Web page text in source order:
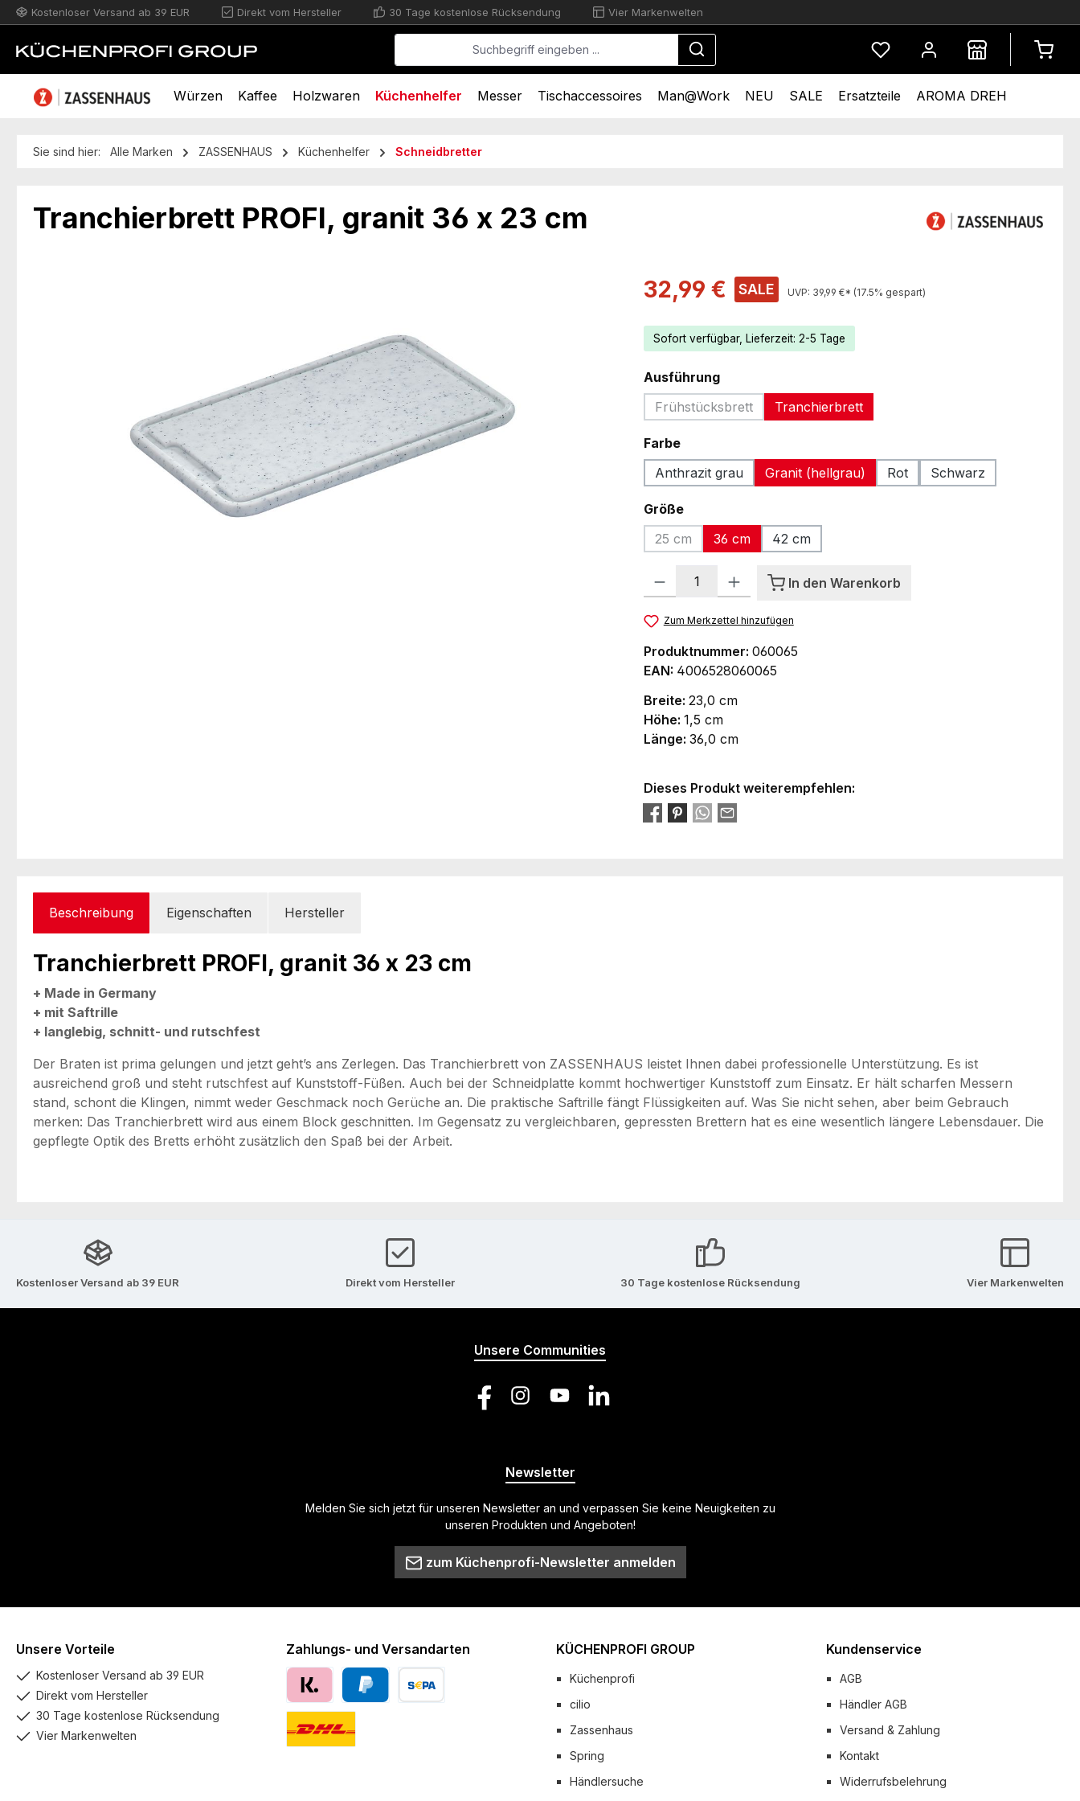
Hauptinhalt springen
Zur Suche springen
Zur Hauptnavigation springen
Kostenloser Versand ab 39 EUR Direkt vom Hersteller 30 Tage kostenlose Rücksendung Vier Markenwelten
Du hast 0 Produkte auf dem
Würzen Kaffee Holzwaren Küchenhelfer Messer Tischaccessoires Man@Work NEU SALE Ersatzteile AROMA DREH
Sie sind hier: Alle Marken ZASSENHAUS Küchenhelfer Schneidbretter
Tranchierbrett PROFI, granit 36 x 23 cm
Verkaufspreis:
32,99 € SALE UVP: 39,99 €* (17.5% gespart)
Sofort verfügbar, Lieferzeit: 2-5 Tage
Ausführungauswählen
Frühstücksbrett
(Diese Option ist zurzeit nicht verfügbar.)
Tranchierbrett
Farbeauswählen
Anthrazit grau
Granit (hellgrau) Rot Schwarz
Größeauswählen
25 cm
(Diese Option ist zurzeit nicht verfügbar.)
36 cm 42 cm
Produkt Anzahl: Gib den gewünschten Wert ein oder benutze die Schaltflächen
In den Warenkorb
Zum Merkzettel hinzufügen
Produktnummer: 060065
EAN: 4006528060065
Breite: 23,0 cm
Höhe: 1,5 cm
Länge: 36,0 cm
Dieses Produkt weiterempfehlen:
Beschreibung Eigenschaften Hersteller
Tranchierbrett PROFI, granit 36 x 23 cm
+ Made in Germany
+ mit Saftrille
+ langlebig, schnitt- und rutschfest
Der Braten ist prima gelungen und jetzt geht’s ans Zerlegen. Das Tranchierbrett von ZASSENHAUS leistet Ihnen dabei professionelle Unterstützung. Es ist
ausreichend groß und steht rutschfest auf Kunststoff-Füßen. Auch bei der Schneidplatte kommt hochwertiger Kunststoff zum Einsatz. Er hält scharfen Messern
stand, schont die Klingen, nimmt weder Geschmack noch Gerüche an. Die praktische Saftrille fängt Flüssigkeiten auf. Was Sie nicht sehen, aber beim Gebrauch
merken: Das Tranchierbrett wird aus einem Block geschnitten. Im Gegensatz zu vergleichbaren, gepressten Brettern hat es eine wesentlich längere Lebensdauer. Die
gepflegte Optik des Bretts erhöht zusätzlich den Spaß bei der Arbeit.
Kostenloser Versand ab 39 EUR Direkt vom Hersteller 30 Tage kostenlose Rücksendung Vier Markenwelten
Unsere Communities
FacebookInstagramYouTube LinkedIn
Newsletter
Melden Sie sich jetzt für unseren Newsletter an und verpassen Sie keine Neuigkeiten zu
unseren Produkten und Angeboten!
zum Küchenprofi-Newsletter anmelden
Unsere Vorteile
Kostenloser Versand ab 39 EUR
Direkt vom Hersteller
30 Tage kostenlose Rücksendung
Vier Markenwelten
Zahlungs- und Versandarten
PayPal
Klarna
KÜCHENPROFI GROUP
Küchenprofi
cilio
Zassenhaus
Spring
Händlersuche
Kundenservice
AGB
Händler AGB
Versand & Zahlung
Kontakt
Widerrufsbelehrung